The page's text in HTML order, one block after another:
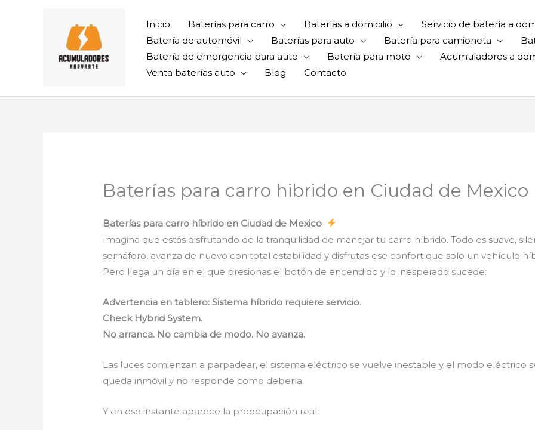
Inicio Baterías para carro Baterías a domicilio Servicio de batería a
Batería de automóvil
Baterías para auto Batería para camioneta
Batería de emergencia para auto
Batería para moto Acumuladores a
Venta baterías auto
Blog Contacto
Baterías para carro hibrido en Ciudad de Mexico
Baterías para carro híbrido en Ciudad de Mexico
Imagina que estás disfrutando de la tranquilidad de manejar tu carro híbrido. Todo es suave,
semáforo, avanza de nuevo con total estabilidad y disfrutas ese confort que solo un vehículo
Pero llega un día en el que presionas el botón de encendido y lo inesperado sucede:
Advertencia en tablero: Sistema híbrido requiere servicio.
Check Hybrid System.
No arranca. No cambia de modo. No avanza.
Las luces comienzan a parpadear, el sistema eléctrico se vuelve inestable y el modo eléctrico
queda inmóvil y no responde como debería.
Y en ese instante aparece la preocupación real: